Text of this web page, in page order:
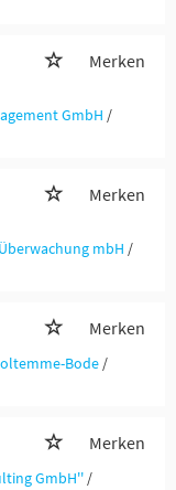
Merken
GmbH /
Merken
mbH /
Merken
Bode /
Merken
GmbH'' /